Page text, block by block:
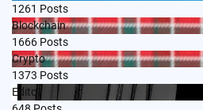
1261 Posts
Blockchain
1666 Posts
Crypto
1373 Posts
Edito